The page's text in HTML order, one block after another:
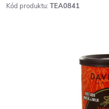
Kód produktu: TEA0841